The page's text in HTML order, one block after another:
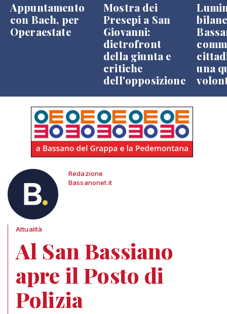
Appuntamento
con Bach, per
Operaestate
Mostra dei
Presepi a San
Giovanni:
dietrofront
della giunta e
critiche
dell'opposizione
una
Redazione
Bassanonet.it
Attualità
Al San Bassiano
apre il Posto di
Polizia